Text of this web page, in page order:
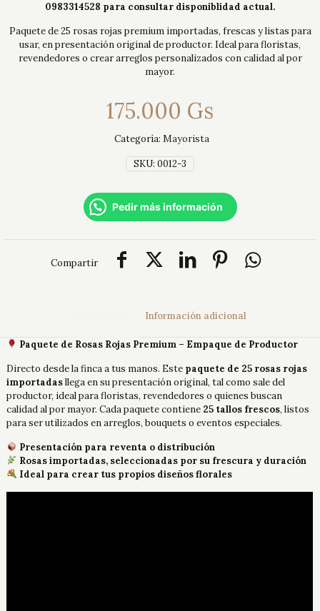
0983314528 para consultar disponiblidad actual.
Paquete de 25 rosas rojas premium importadas, frescas y listas para
usar, en presentación original de productor. Ideal para floristas,
revendedores o crear arreglos personalizados con calidad al por
mayor.
175.000 Gs
SKU: 0012-3
Categoría: Mayorista
Pedir más información
Compartir
Información adicional
Paquete de Rosas Rojas Premium – Empaque de Productor
Directo desde la finca a tus manos. Este paquete de 25 rosas rojas
importadasllega en su presentación original, tal como sale del
productor, ideal para floristas, revendedores o quienes buscan
calidad al por mayor. Cada paquete contiene 25 tallos frescos, listos
para ser utilizados en arreglos, bouquets o eventos especiales.
Presentación para reventa o distribución
Rosas importadas, seleccionadas por su frescura y duración
Ideal para crear tus propios diseños florales